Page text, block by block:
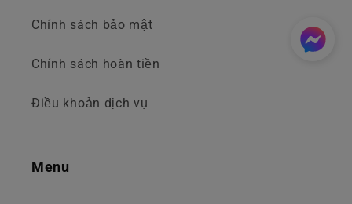
Chính sách bảo mật
Chính sách hoàn tiền
Điều khoản dịch vụ
Menu